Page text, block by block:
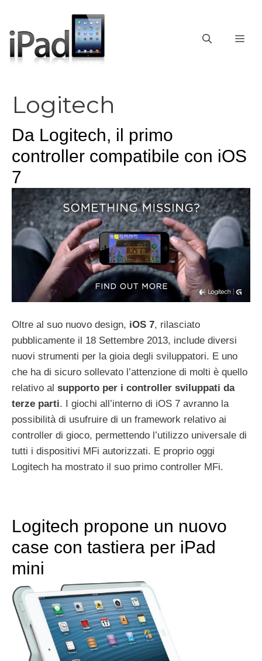
contenuto
Logitech
Da Logitech, il primo
controller compatibile con iOS
7
Oltre al suo nuovo design, iOS 7, rilasciato
pubblicamente il 18 Settembre 2013, include diversi
nuovi strumenti per la gioia degli sviluppatori. E uno
che ha di sicuro sollevato l’attenzione di molti è quello
relativo al supporto per i controller sviluppati da
terze parti. I giochi all’interno di iOS 7 avranno la
possibilità di usufruire di un framework relativo ai
controller di gioco, permettendo l’utilizzo universale di
tutti i dispositivi MFi autorizzati. E proprio oggi
Logitech ha mostrato il suo primo controller MFi.
Logitech propone un nuovo
case con tastiera per iPad
mini